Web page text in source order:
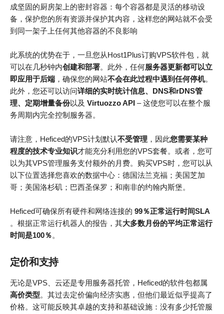
成坚固的厨房架上的密封容器：每个容器都是灵活的移动设
备，保护您的所有资源并保护其内容，这样您的网站就不会受
到同一架子上任何其他容器的不良影响
此系统的优势在于，一旦您从Host1Plus订购VPS软件包，就
可以在几秒钟内创建和部署。此外，任何服务器更新都可以立
即应用于后端 ，确保您的网站不会在此过程中遇到任何停机。
此外，您还可以访问详细的实时统计信息、DNS和rDNS管
理、定期增量备份以及 Virtuozzo API – 这使您可以在整个服
务周期内完全控制服务器。
请注意，Heficed的VPS计划默认不受管理 ，因此您需要某种
程度的技术专业知识才能充分利用您的VPS套餐。或者，您可
以为其VPS管理服务支付额外的月费。购买VPS时，您可以从
以下位置选择您喜欢的数据中心：德国法兰克福；美国芝加
哥；美国洛杉矶；巴西圣保罗；和南非的约翰内斯堡。
Heficed可确保所有硬件和网络连接的 99％正常运行时间SLA
。根据正常运行机器人的报告，其大多数月份的平均正常运行
时间是100％。
定价和支持
无论是VPS、云还是专用服务器托管，Heficed的软件包都属
高价类型。其过去定价偏向经济实惠，但他们最近似乎提高了
价格。这可能反映其卓越的支持和基础设施：没有多少托管服